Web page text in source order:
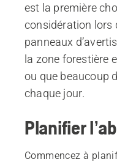
est la première
considération lors
panneaux
la zone forestière
ou que beaucoup
chaque jour.
Planifier
Commencez à